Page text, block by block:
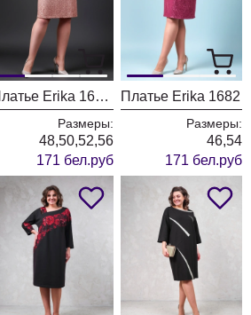
Платье Erika 1682-1
Размеры:
48,50,52,56
171 бел.руб
Платье Erika 1682
Размеры:
46,54
171 бел.руб